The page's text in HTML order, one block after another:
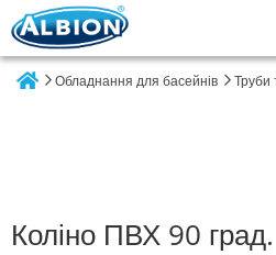
Обладнання для басейнів Труби
Коліно ПВХ 90